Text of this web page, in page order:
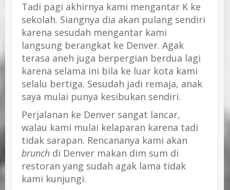
Tadi pagi akhirnya kami mengantar K ke
sekolah. Siangnya dia akan pulang sendiri
karena sesudah mengantar kami
langsung berangkat ke Denver. Agak
terasa aneh juga berpergian berdua lagi
karena selama ini bila ke luar kota kami
selalu bertiga. Sesudah jadi remaja, anak
saya mulai punya kesibukan sendiri.
Perjalanan ke Denver sangat lancar,
walau kami mulai kelaparan karena tadi
tidak sarapan. Rencananya kami akan
brunch di Denver makan dim sum di
restoran yang sudah agak lama tidak
kami kunjungi.